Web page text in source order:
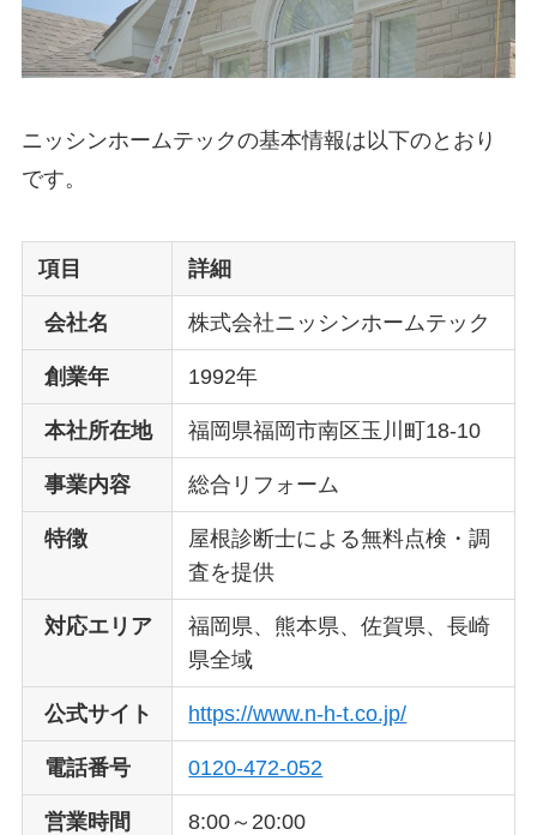
ニッシンホームテックの基本情報は以下のとおり
です。
項目 詳細
会社名 株式会社ニッシンホームテック
創業年 1992年
本社所在地 福岡県福岡市南区玉川町18-10
事業内容 総合リフォーム
特徴
屋根診断士による無料点検・調
査を提供
対応エリア
福岡県、熊本県、佐賀県、長崎
県全域
公式サイト https://www.n-h-t.co.jp/
電話番号 0120-472-052
営業時間 8:00～20:00